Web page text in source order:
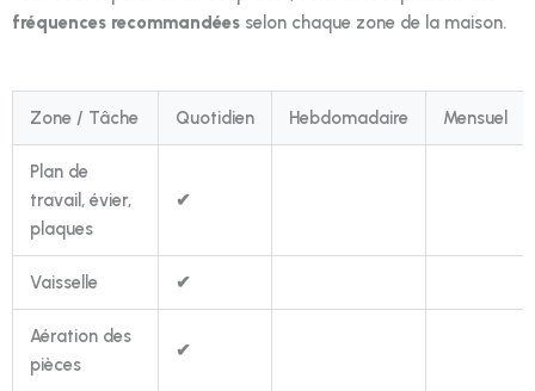
fréquences recommandées selon chaque zone de la maison.
Zone / Tâche Quotidien Hebdomadaire Mensuel
Plan de
travail, évier,
plaques
✔
Vaisselle ✔
Aération des
pièces
✔